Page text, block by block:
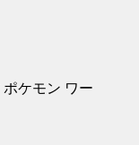
ポケモン ワー